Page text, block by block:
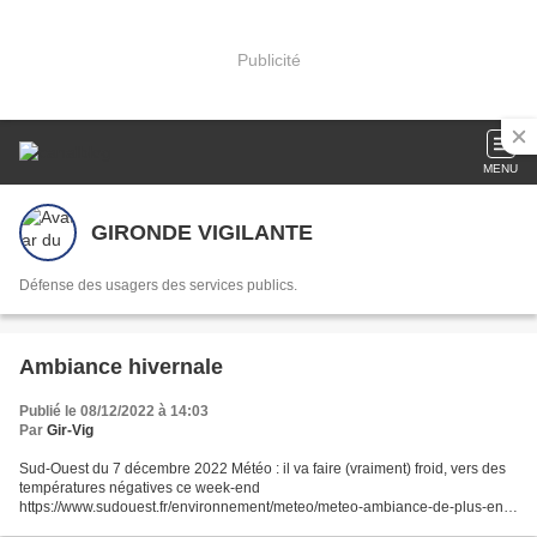
Publicité
MENU
GIRONDE VIGILANTE
Défense des usagers des services publics.
Ambiance hivernale
Publié le 08/12/2022 à 14:03
Par Gir-Vig
Sud-Ouest du 7 décembre 2022 Météo : il va faire (vraiment) froid, vers des
températures négatives ce week-end
https://www.sudouest.fr/environnement/meteo/meteo-ambiance-de-plus-en-